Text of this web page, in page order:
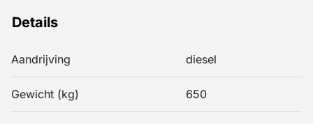
Details
Aandrijving diesel
Gewicht (kg) 650